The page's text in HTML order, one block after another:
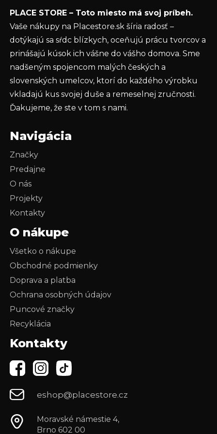
ochrany osobných údajov
PRIHLÁSIŤ SA
PLACE STORE – Toto miesto má svoj príbeh.
Vaše nákupy na Placestore.sk šíria radosť –
dotýkajú sa sŕdc blízkych, oceňujú prácu tvorcov a
prinášajú kúsok ich vášne do vášho domova. Sme
nadšeným spojencom malých českých a
slovenských umelcov, ktorí do každého výrobku
vkladajú kus svojej duše a remeselnej zručnosti.
Ďakujeme, že ste v tom s nami.
Navigácia
Značky
Predajne
O nás
Projekty
Kontakty
O nákupe
Všetko o nákupe
Obchodné podmienky
Doprava a platba
Ochrana osobných údajov
Puncové značky
Recyklácia
Kontakty
eshop@placestore.cz
Moravské námestie 4,
Brno 602 00